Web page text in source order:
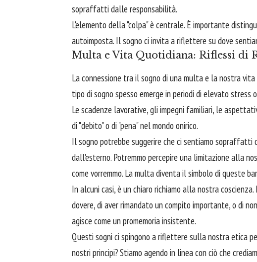
sopraffatti dalle responsabilità.
L'elemento della "colpa" è centrale. È importante
autoimposta. Il sogno ci invita a riflettere su dove
Multa e Vita Quotidiana: Riflessi di
La connessione tra il sogno di una multa e la nostra
tipo di sogno spesso emerge in periodi di elevato
Le scadenze lavorative, gli impegni familiari, le
di "debito" o di "pena" nel mondo onirico.
Il sogno potrebbe suggerire che ci sentiamo
dall'esterno. Potremmo percepire una limitazione alla
come vorremmo. La multa diventa il simbolo di queste
In alcuni casi, è un chiaro richiamo alla nostra
dovere, di aver rimandato un compito importante, o di
agisce come un promemoria insistente.
Questi sogni ci spingono a riflettere sulla nostra etica
nostri principi? Stiamo agendo in linea con ciò che